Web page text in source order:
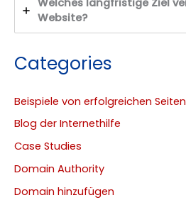
Welches langfristige Ziel
Website?
Categories
Beispiele von erfolgreichen Seiten
Blog der Internethilfe
Case Studies
Domain Authority
Domain hinzufügen